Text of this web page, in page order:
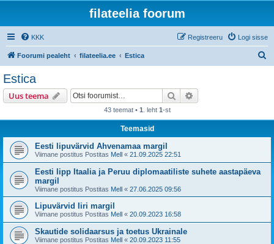
filateelia foorum
KKK Logi sisse
Registreeru
Foorumi pealeht filateelia.ee Estica
Estica
Uus teema Otsi
43 teemat • 1 . leht 1-st
Teemasid
Eesti lipuvärvid Ahvenamaa margil
Viimane postitus Postitas Mell « 21.09.2025 22:51
Eesti lipp Itaalia ja Peruu diplomaatiliste suhete aastapäeva
margil
Viimane postitus Postitas Mell « 27.06.2025 09:56
Lipuvärvid Iiri margil
Viimane postitus Postitas Mell « 20.09.2023 16:58
Skautide solidaarsus ja toetus Ukrainale
Viimane postitus Postitas Mell « 20.09.2023 11:55